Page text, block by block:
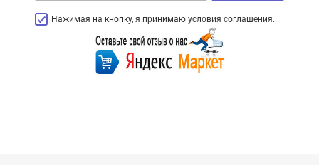
Нажимая на кнопку, я принимаю условия соглашения.